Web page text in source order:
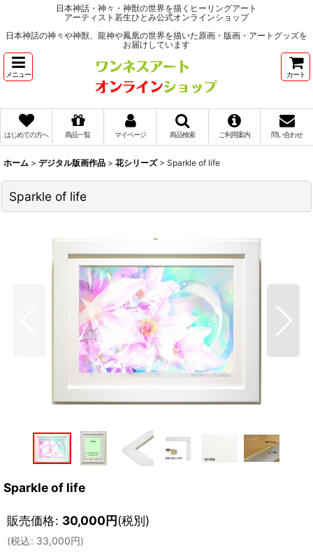
日本神話・神々・神獣の世界を描くヒーリングアート
アーティスト若生ひとみ公式オンラインショップ
日本神話の神々や神獣、龍神や鳳凰の世界を描いた原画・版画・アートグッズを
お届けしています
メニュー カート
はじめての方へ 商品一覧 マイページ 商品検索 ご利用案内 問い合わせ
ホーム > デジタル版画作品 > 花シリーズ > Sparkle of life
Sparkle of life
Sparkle of life
販売価格: 30,000円(税別)
(税込: 33,000円)